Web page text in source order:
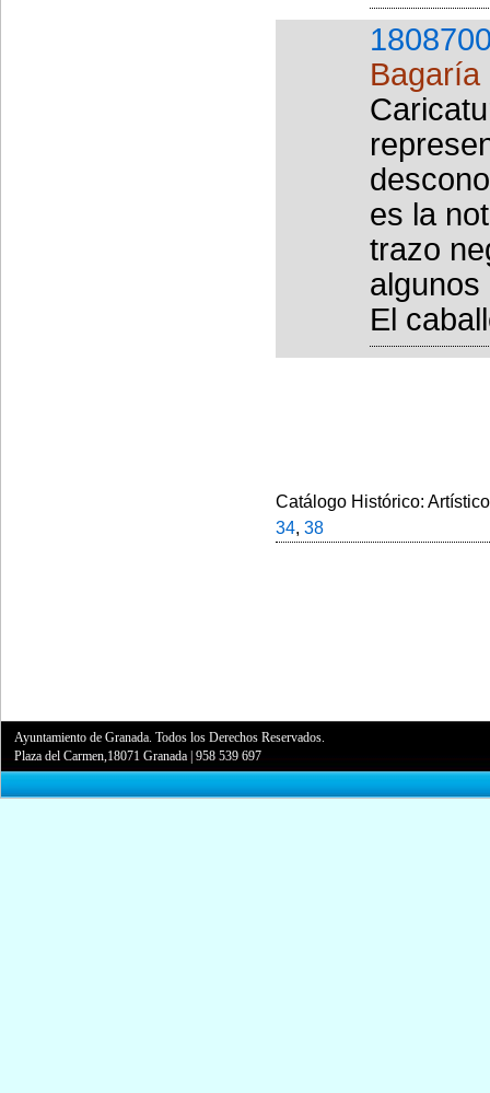
Bagaría
es la
trazo
El
Catálogo Histórico:
34, 38
Ayuntamiento de Granada. Todos los Derechos Reservados.
Plaza del Carmen,18071 Granada |958 539 697